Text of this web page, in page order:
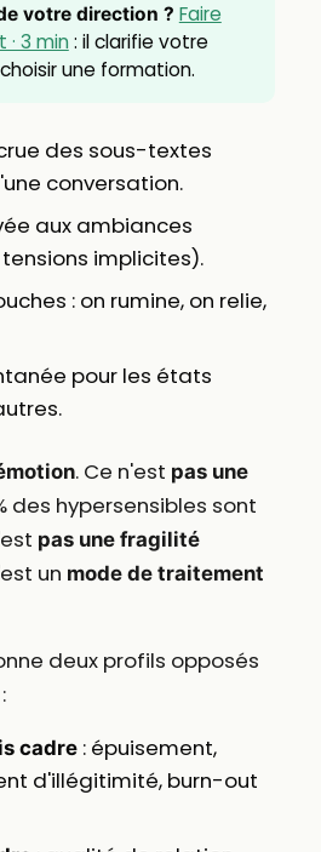
votre direction ? Faire
3 min: il clarifie votre
une formation.
des sous-textes
conversation.
aux ambiances
implicites).
: on rumine, on relie,
pour les états
. Ce n'est pas une
des hypersensibles sont
pas une fragilité
un mode de traitement
deux profils opposés
cadre: épuisement,
d'illégitimité, burn-out